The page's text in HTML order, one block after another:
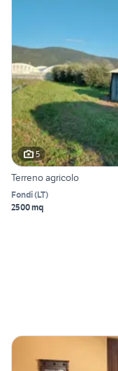
5
Terreno agricolo
Fondi(LT)
2500 mq